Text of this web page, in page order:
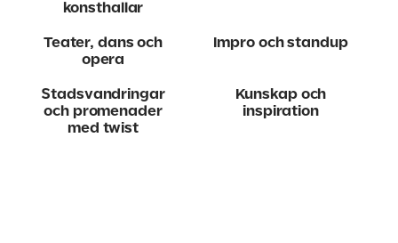
konsthallar
Teater, dans och
opera
Impro och standup
Stadsvandringar
och promenader
med twist
Kunskap och
inspiration